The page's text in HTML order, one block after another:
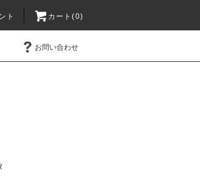
ト カート(0)
お問い合わせ